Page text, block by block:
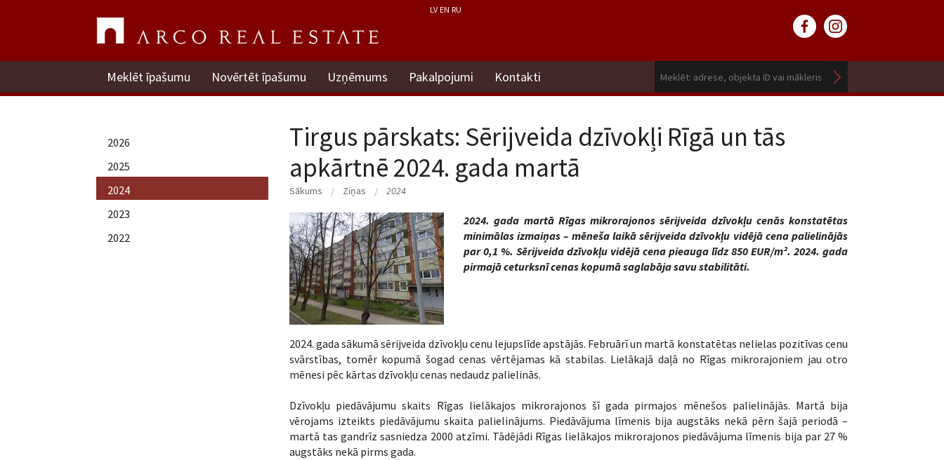
LV EN RU
Meklēt īpašumu Novērtēt īpašumu Uzņēmums Pakalpojumi Kontakti
2026
2025
2024
2023
2022
Tirgus pārskats: Sērijveida dzīvokļi Rīgā un tās
apkārtnē 2024. gada martā
Sākums Ziņas 2024
2024. gada martā Rīgas mikrorajonos sērijveida dzīvokļu cenās konstatētas
minimālas izmaiņas – mēneša laikā sērijveida dzīvokļu vidējā cena palielinājās
par 0,1 %. Sērijveida dzīvokļu vidējā cena pieauga līdz 850 EUR/m². 2024. gada
pirmajā ceturksnī cenas kopumā saglabāja savu stabilitāti.
2024. gada sākumā sērijveida dzīvokļu cenu lejupslīde apstājās. Februārī un martā konstatētas nelielas pozitīvas cenu
svārstības, tomēr kopumā šogad cenas vērtējamas kā stabilas. Lielākajā daļā no Rīgas mikrorajoniem jau otro
mēnesi pēc kārtas dzīvokļu cenas nedaudz palielinās.
Dzīvokļu piedāvājumu skaits Rīgas lielākajos mikrorajonos šī gada pirmajos mēnešos palielinājās. Martā bija
vērojams izteikts piedāvājumu skaita palielinājums. Piedāvājuma līmenis bija augstāks nekā pērn šajā periodā –
martā tas gandrīz sasniedza 2000 atzīmi. Tādējādi Rīgas lielākajos mikrorajonos piedāvājuma līmenis bija par 27 %
augstāks nekā pirms gada.